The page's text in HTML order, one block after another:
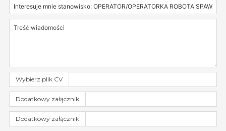
Wybierz plik CV
Dodatkowy załącznik
Dodatkowy załącznik